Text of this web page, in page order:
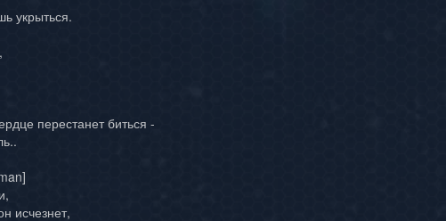
укрыться.
перестанет биться -
исчезнет,